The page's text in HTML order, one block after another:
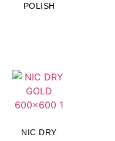
POLISH
NIC DRY